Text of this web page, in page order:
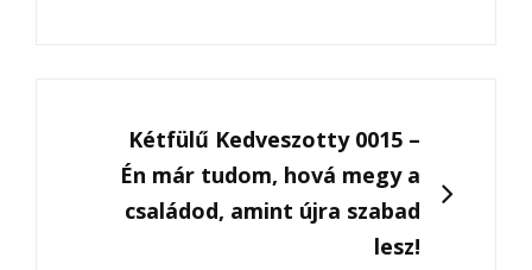
NEXTKétfülű Kedveszotty 0015 –
Én már tudom, hová megy a
családod, amint újra szabad
lesz!